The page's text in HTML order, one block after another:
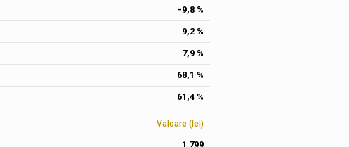
-9,8 %
9,2 %
7,9 %
68,1 %
61,4 %
Valoare (lei)
1 799